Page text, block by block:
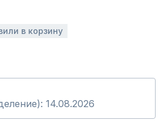
в корзину
14.08.2026